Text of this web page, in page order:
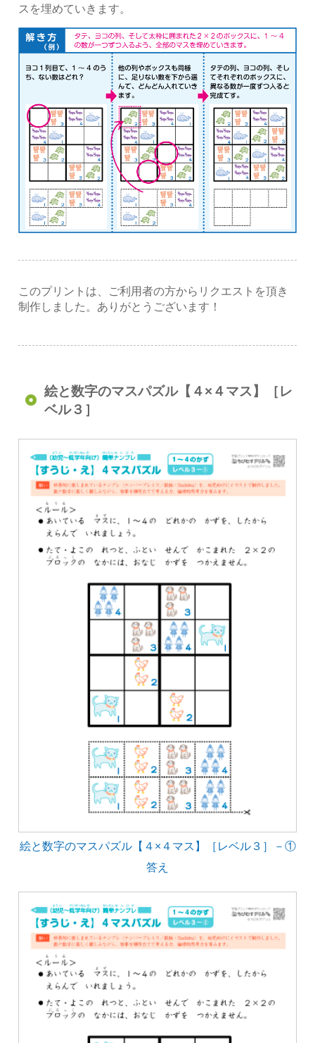
スを埋めていきます。
このプリントは、ご利用者の方からリクエストを頂き
制作しました。ありがとうございます！
絵と数字のマスパズル【４×４マス】［レ
ベル３］
絵と数字のマスパズル【４×４マス】［レベル３］－①
答え